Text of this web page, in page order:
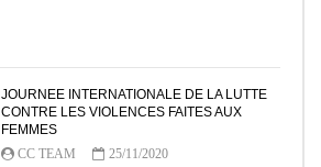
JOURNEE INTERNATIONALE DE LA LUTTE
CONTRE LES VIOLENCES FAITES AUX
FEMMES
CC TEAM
25/11/2020